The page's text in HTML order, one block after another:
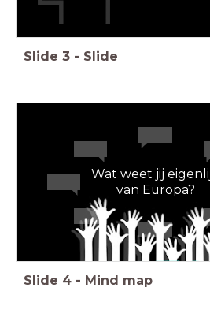
Slide 3 - Slide
Wat weet jij
van Europa?
Slide 4 - Mind map